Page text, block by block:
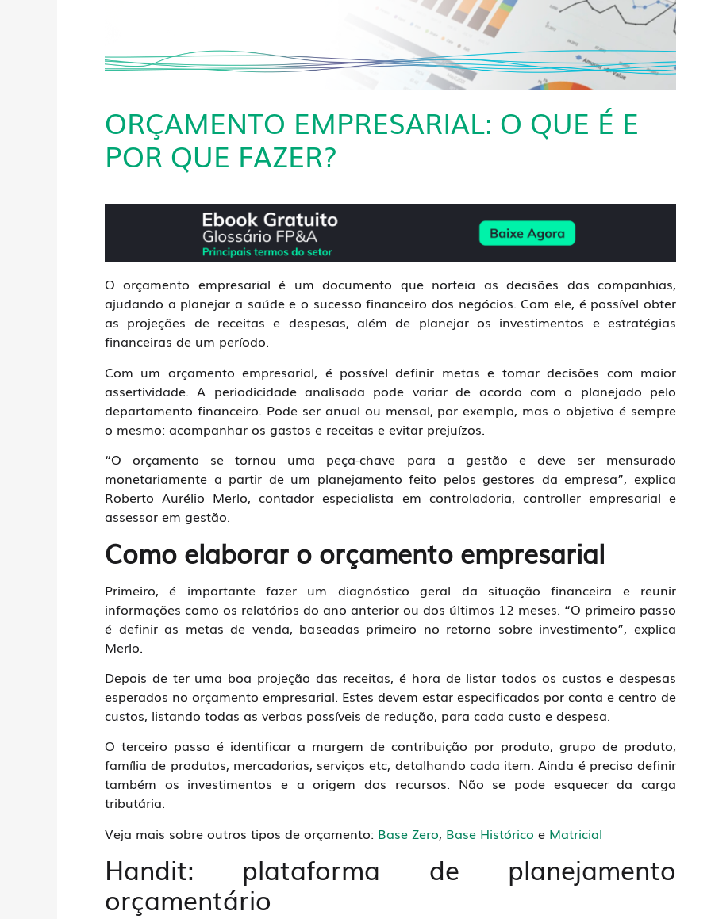
ORÇAMENTO EMPRESARIAL: O QUE É E
POR QUE FAZER?
Oorçamento empresarial é um documento que norteia as decisões das companhias,
ajudando a planejar a saúde e o sucesso financeiro dos negócios. Com ele, é possível obter
as projeções de receitas e despesas, além de planejar os investimentos e estratégias
financeiras de um período.
Com um orçamento empresarial, é possível definir metas e tomar decisões com maior
assertividade. A periodicidade analisada pode variar de acordo com o planejado pelo
departamento financeiro. Pode ser anual ou mensal, por exemplo, mas o objetivo é sempre
o mesmo: acompanhar os gastos e receitas e evitar prejuízos.
“O orçamento se tornou uma peça-chave para a gestão e deve ser mensurado
monetariamente a partir de um planejamento feito pelos gestores da empresa”, explica
Roberto Aurélio Merlo, contador especialista em controladoria, controller empresarial e
assessor em gestão.
Como elaborar o orçamento empresarial
Primeiro, é importante fazer um diagnóstico geral da situação financeira e reunir
informações como os relatórios do ano anterior ou dos últimos 12 meses. “O primeiro passo
é definir as metas de venda, baseadas primeiro no retorno sobre investimento”, explica
Merlo.
Depois de ter uma boa projeção das receitas, é hora de listar todos os custos e despesas
esperados no orçamento empresarial. Estes devem estar especificados por conta e centro de
custos, listando todas as verbas possíveis de redução, para cada custo e despesa.
O terceiro passo é identificar a margem de contribuição por produto, grupo de produto,
família de produtos, mercadorias, serviços etc, detalhando cada item. Ainda é preciso definir
também os investimentos e a origem dos recursos. Não se pode esquecer da carga
tributária.
Veja mais sobre outros tipos de orçamento: Base Zero, Base Histórico e Matricial
Handit: plataforma de planejamento
orçamentário